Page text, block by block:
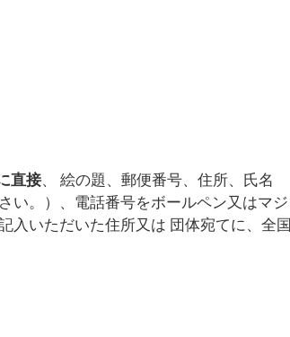
直接 、 絵の題、郵便番号、住所、氏名
い。）、電話番号をボールペン又はマジ
入いただいた住所又は 団体宛てに、全国